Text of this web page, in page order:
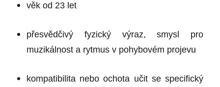
věk od 23 let
přesvědčivý fyzický výraz, smysl pro
muzikálnost a rytmus v pohybovém projevu
kompatibilita nebo ochota učit se specifický